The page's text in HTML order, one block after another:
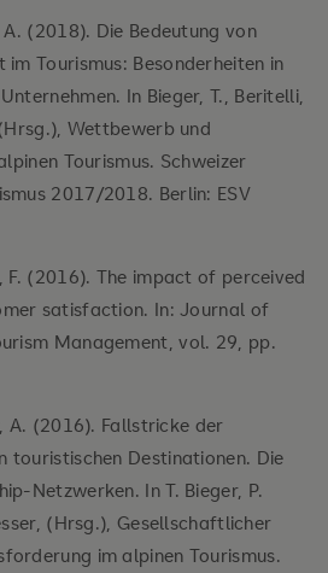
A. (2018). Die Bedeutung von
im Tourismus: Besonderheiten in
In Bieger, T., Beritelli,
Wettbewerb und
Tourismus. Schweizer
2017/2018. Berlin: ESV
F. (2016). The impact of perceived
satisfaction. In: Journal of
Management, vol. 29, pp.
A. (2016). Fallstricke der
touristischen Destinationen. Die
Netzwerken. In T. Bieger, P.
(Hrsg.), Gesellschaftlicher
im alpinen Tourismus.